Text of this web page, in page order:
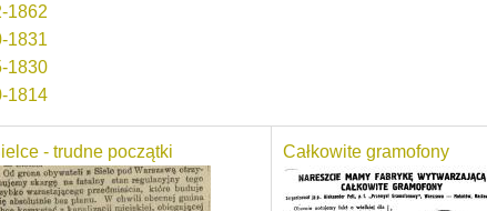
1862
1831
1830
1814
- trudne początki Całkowite gramofony